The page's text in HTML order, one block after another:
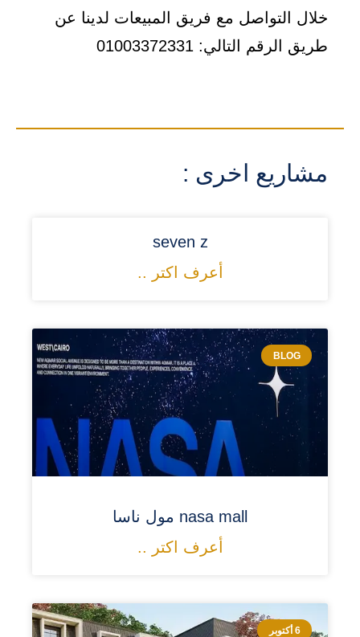
خلال التواصل مع فريق المبيعات لدينا عن
طريق الرقم التالي: 01003372331
مشاريع اخرى :
seven z
أعرف اكتر ..
BLOG
nasa mall مول ناسا
أعرف اكتر ..
6 أكتوبر